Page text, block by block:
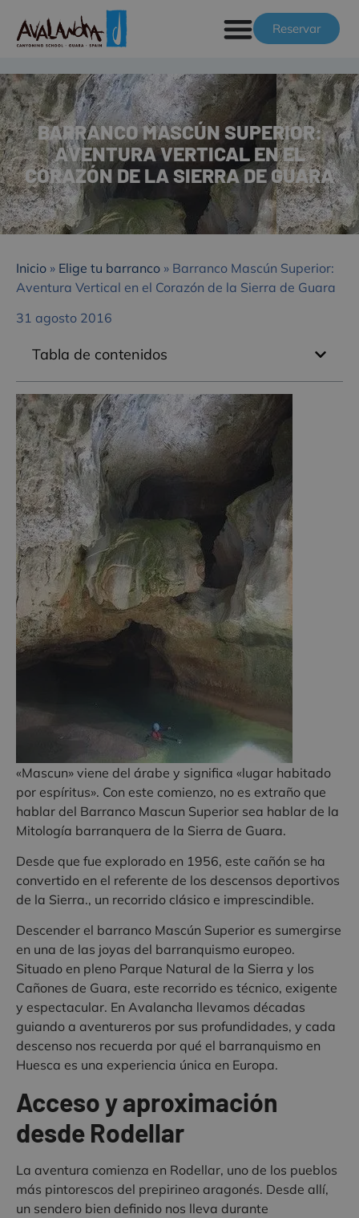
Reservar
BARRANCO MASCÚN SUPERIOR:
AVENTURA VERTICAL EN EL
CORAZÓN DE LA SIERRA DE GUARA
Inicio » Elige tu barranco » Barranco Mascún Superior:
Aventura Vertical en el Corazón de la Sierra de Guara
31 agosto 2016
Tabla de contenidos
«Mascun» viene del árabe y significa «lugar habitado
por espíritus». Con este comienzo, no es extraño que
hablar del Barranco Mascun Superior sea hablar de la
Mitología barranquera de la Sierra de Guara.
Desde que fue explorado en 1956, este cañón se ha
convertido en el referente de los descensos deportivos
de la Sierra., un recorrido clásico e imprescindible.
Descender el barranco Mascún Superior es sumergirse
en una de las joyas del barranquismo europeo.
Situado en pleno Parque Natural de la Sierra y los
Cañones de Guara, este recorrido es técnico, exigente
y espectacular. En Avalancha llevamos décadas
guiando a aventureros por sus profundidades, y cada
descenso nos recuerda por qué el barranquismo en
Huesca es una experiencia única en Europa.
Acceso y aproximación
desde Rodellar
La aventura comienza en Rodellar, uno de los pueblos
más pintorescos del prepirineo aragonés. Desde allí,
un sendero bien definido nos lleva durante